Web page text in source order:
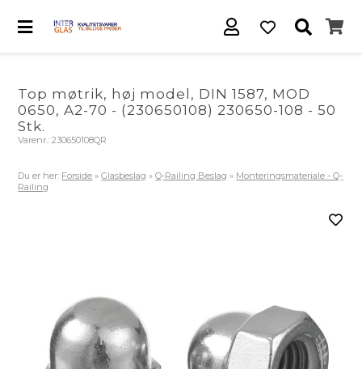
Top møtrik, høj model, DIN 1587, MOD
0650, A2-70 - (230650108) 230650-108 - 50
Stk.
Varenr.:230650108QR
Du er her: Forside »Glasbeslag »Q-Railing Beslag » Monteringsmateriale - Q-
Railing